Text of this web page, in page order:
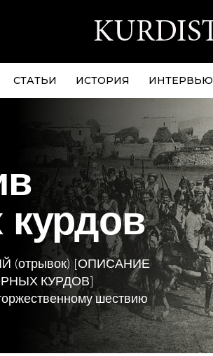
СТАТЬИ ИСТОРИЯ ИНТЕРВЬЮ
(отрывок) [ОПИСАНИЕ
КУРДОВ]
шествию